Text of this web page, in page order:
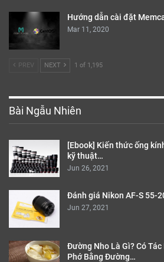
Hướng dẫn cài đặt
Mar 11, 2020
PREV NEXT 1 of 1,195
Bài Ngẫu Nhiên
[Ebook] Kiến thức ống
kỹ thuật…
Jun 26, 2021
Đánh giá Nikon AF-S 55-
Jun 27, 2021
Đường Nho Là Gì? Có
Phớ Bằng Đường…